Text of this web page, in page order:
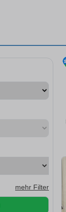
mehr Filter